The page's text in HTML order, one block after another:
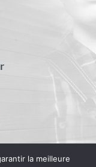
la meilleure